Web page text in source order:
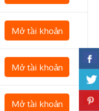
Mở tài khoản
Mở tài khoản
Mở tài khoản